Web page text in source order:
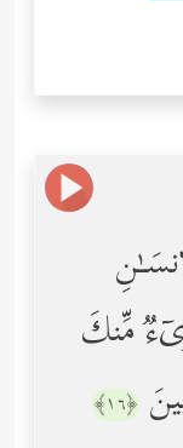
مِّنكَ
﴿١٦﴾